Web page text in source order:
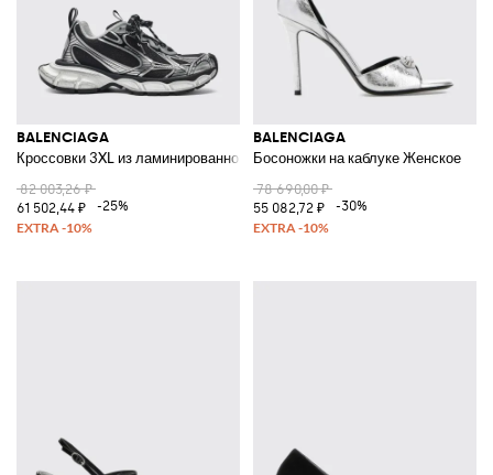
BALENCIAGA
Кроссовки 3XL из ламинированной сетки и резины
82 003,26 ₽
61 502,44 ₽
-25%
BALENCIAGA
Босоножки на каблуке Женское
78 690,00 ₽
55 082,72 ₽
-30%